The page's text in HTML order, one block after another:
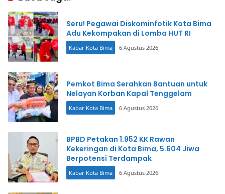
Seru! Pegawai Diskominfotik Kota Bima
Adu Kekompakan di Lomba HUT RI
Kabar Kota Bima 6 Agustus 2026
Pemkot Bima Serahkan Bantuan untuk
Nelayan Korban Kapal Tenggelam
Kabar Kota Bima 6 Agustus 2026
BPBD Petakan 1.952 KK Rawan
Kekeringan di Kota Bima, 5.604 Jiwa
Berpotensi Terdampak
Kabar Kota Bima 6 Agustus 2026